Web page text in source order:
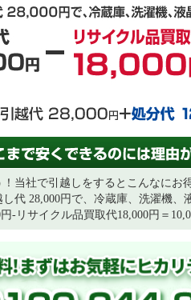
！当社で引越しをするとこんなにお
代 28,000円で、冷蔵庫、洗濯機、
-リサイクル品買取代18,000円＝